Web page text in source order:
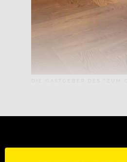
DIE GASTGEBER DES “ZUM